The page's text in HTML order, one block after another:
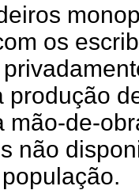
os
produção
mão-de-
não